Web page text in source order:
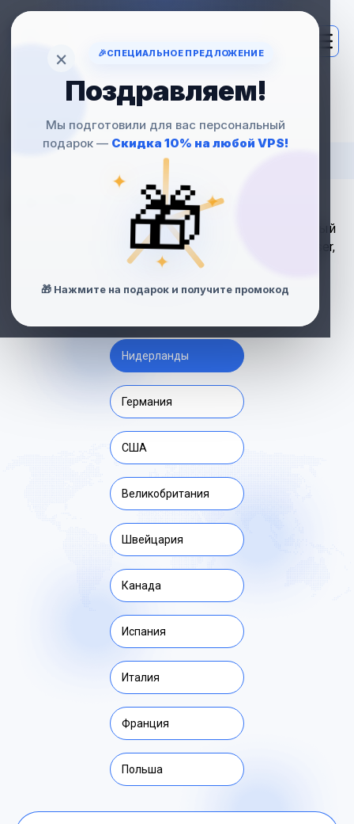
АРЕНДА
VPS СЕРВЕРОВ
ДЛЯ CONCRETE5
Производительный VPS-хостинг, оптимизированный
для Concrete5 CMS. Установка, root-доступ, Composer,
кеширование, безопасность и поддержка 24/7.
Нидерланды
Германия
США
Великобритания
Швейцария
Канада
Испания
Италия
Франция
Польша
× 🎉СПЕЦИАЛЬНОЕ ПРЕДЛОЖЕНИЕ
Поздравляем!
Мы подготовили для вас персональный
подарок — Скидка 10% на любой VPS!
✦
✦
✦
🎁
🎁 Нажмите на подарок и получите промокод